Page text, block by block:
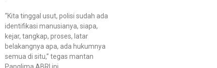
“Kita tinggal usut, polisi sudah ada
identifikasi manusianya, siapa,
kejar, tangkap, proses, latar
belakangnya apa, ada hukumnya
semua di situ,” tegas mantan
Panglima ABRI ini.